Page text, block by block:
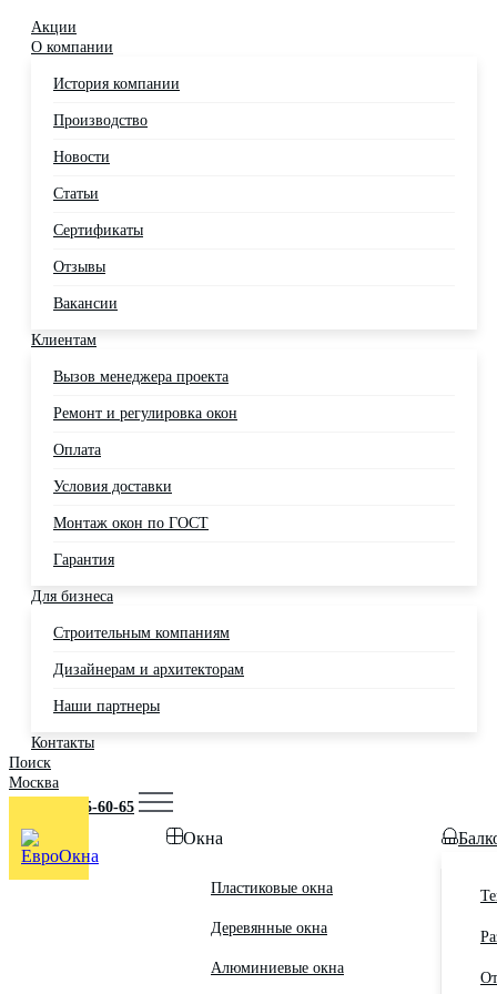
Акции
О компании
История компании
Производство
Новости
Статьи
Сертификаты
Отзывы
Вакансии
Клиентам
Вызов менеджера проекта
Ремонт и регулировка окон
Оплата
Условия доставки
Монтаж окон по ГОСТ
Гарантия
Для бизнеса
Строительным компаниям
Дизайнерам и архитекторам
Наши партнеры
Контакты
Поиск
Москва
+7 (495) 725-60-65
Окна
Пластиковые окна
Деревянные окна
Алюминиевые окна